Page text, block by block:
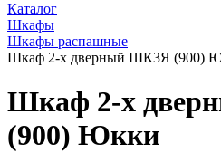
Каталог
Шкафы
Шкафы распашные
Шкаф 2-х дверный ШК3Я (900)
Шкаф 2-х
(900) Юкки